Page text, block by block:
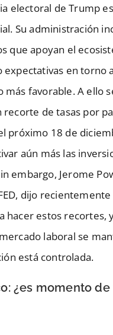
electoral de Trump
Su administración
que apoyan el
en torno
favorable. A ello
recorte de tasas por
próximo 18 de
aún más las
embargo, Jerome
dijo
hacer estos recortes,
laboral se
está controlada.
¿es momento